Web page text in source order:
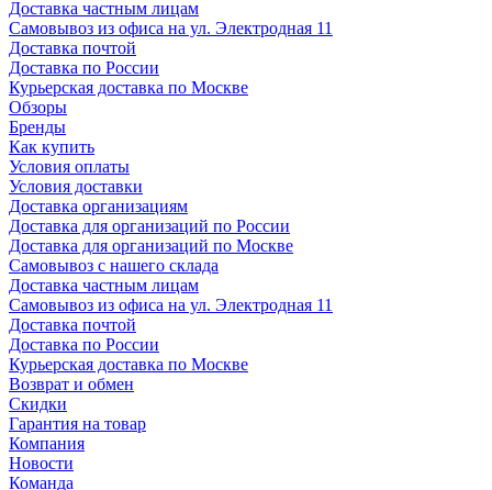
Доставка частным лицам
Самовывоз из офиса на ул. Электродная 11
Доставка почтой
Доставка по России
Курьерская доставка по Москве
Обзоры
Бренды
Как купить
Условия оплаты
Условия доставки
Доставка организациям
Доставка для организаций по России
Доставка для организаций по Москве
Самовывоз с нашего склада
Доставка частным лицам
Самовывоз из офиса на ул. Электродная 11
Доставка почтой
Доставка по России
Курьерская доставка по Москве
Возврат и обмен
Скидки
Гарантия на товар
Компания
Новости
Команда